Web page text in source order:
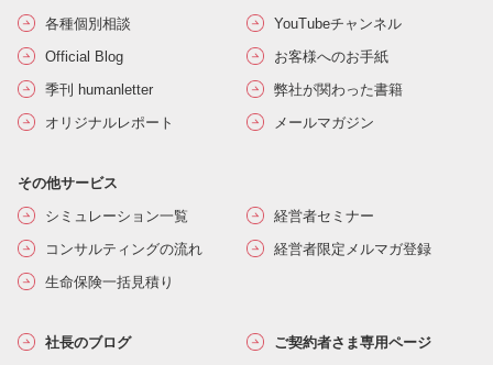
各種個別相談
YouTubeチャンネル
Official Blog
お客様へのお手紙
季刊 humanletter
弊社が関わった書籍
オリジナルレポート
メールマガジン
その他サービス
シミュレーション一覧
経営者セミナー
コンサルティングの流れ
経営者限定メルマガ登録
生命保険一括見積り
社長のブログ
ご契約者さま専用ページ